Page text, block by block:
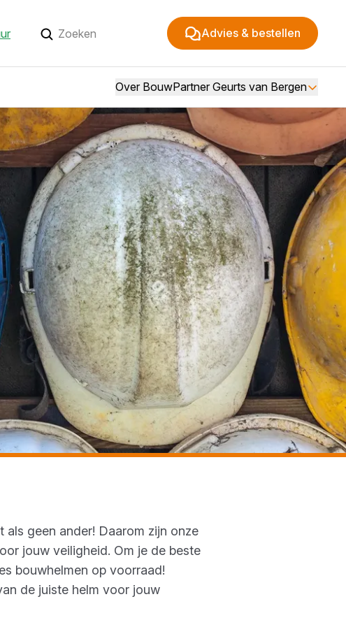
Advies & bestellen
Over BouwPartner Geurts van Bergen
geen ander! Daarom zijn onze
jouw veiligheid. Om je de beste
bouwhelmen op voorraad!
de juiste helm voor jouw